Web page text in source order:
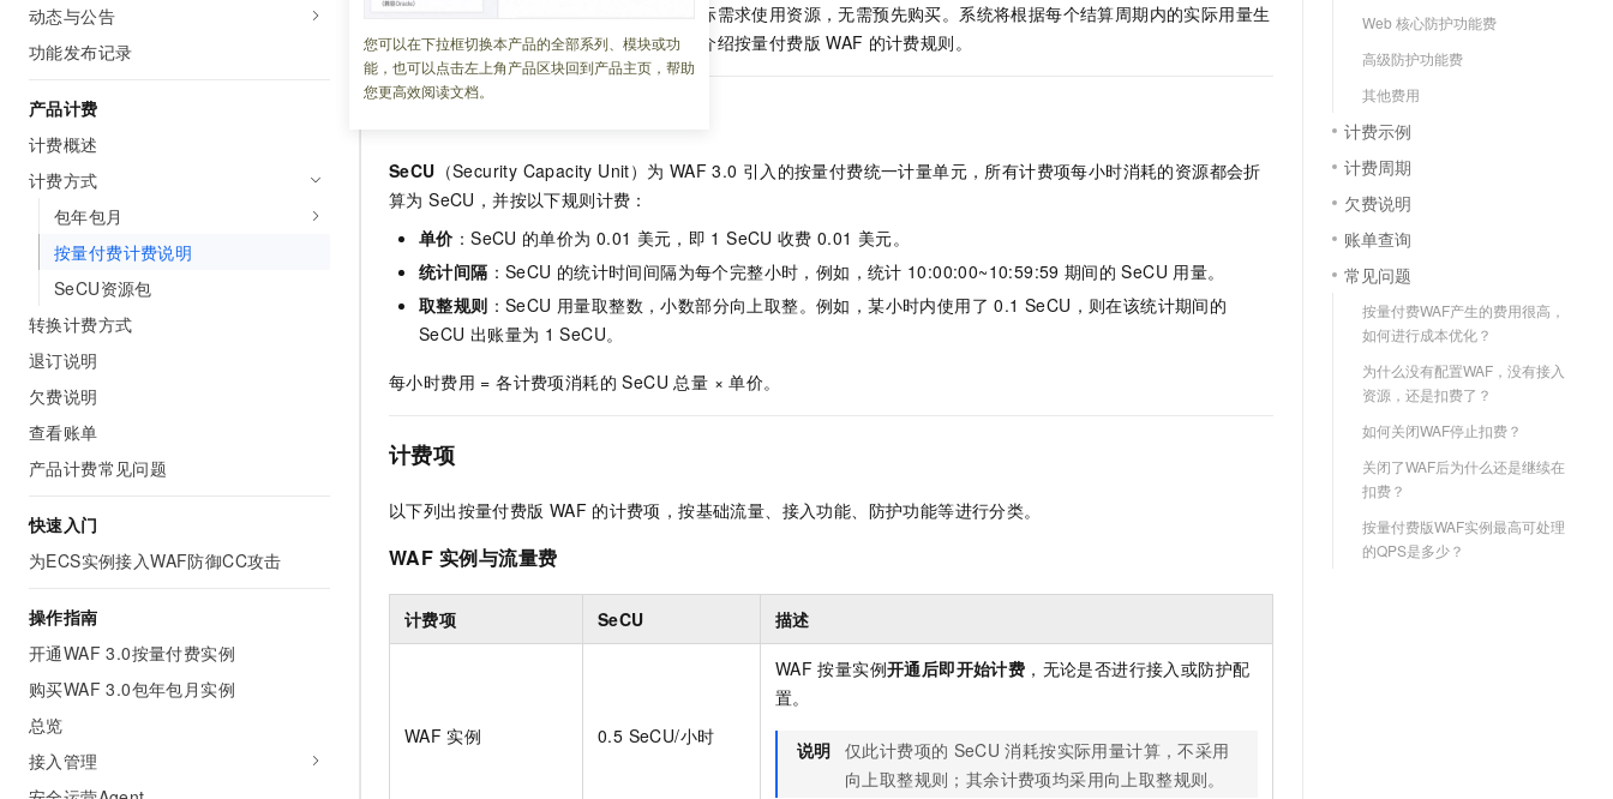
您可以在下拉框切换本产品的全部系列、模块或功
能，也可以点击左上角产品区块回到产品主页，帮助
您更高效阅读文档。
动态与公告
功能发布记录
产品计费
计费概述
计费方式
包年包月
按量付费计费说明
SeCU资源包
转换计费方式
退订说明
欠费说明
查看账单
产品计费常见问题
快速入门
为ECS实例接入WAF防御CC攻击
操作指南
开通WAF 3.0按量付费实例
购买WAF 3.0包年包月实例
总览
接入管理
按量付费是一种后付费计费方式，根据实际需求使用资源，无需预先购买。系统将根据每个结算周期内的实际用量生
成账单，并从账户中扣除相应费用。本文介绍按量付费版 WAF 的计费规则。
SeCU （Security Capacity Unit）为 WAF 3.0 引入的按量付费统一计量单元，所有计费项每小时消耗的资源都会折
算为 SeCU，并按以下规则计费：
单价 ：SeCU 的单价为 0.01 美元 ，即 1 SeCU 收费 0.01 美元。
统计间隔 ：SeCU 的统计时间间隔为每个完整小时，例如，统计 10:00:00~10:59:59 期间的 SeCU 用量。
取整规则 ：SeCU 用量取整数，小数部分向上取整。例如，某小时内使用了 0.1 SeCU，则在该统计期间的
SeCU 出账量为 1 SeCU。
每小时费用 = 各计费项消耗的 SeCU 总量 × 单价。
计费项
以下列出按量付费版 WAF 的计费项，按基础流量、接入功能、防护功能等进行分类。
WAF 实例与流量费
计费项 SeCU 描述
WAF 实例 0.5 SeCU/小时
WAF 按量实例开通后即开始计费 ，无论是否进行接入或防护配
置。
说明 仅此计费项的 SeCU 消耗按实际用量计算，不采用
向上取整规则；其余计费项均采用向上取整规则。
Web 核心防护功能费
高级防护功能费
其他费用
计费示例
计费周期
欠费说明
账单查询
常见问题
按量付费WAF产生的费用很高，
如何进行成本优化？
为什么没有配置WAF，没有接入
资源，还是扣费了？
如何关闭WAF停止扣费？
关闭了WAF后为什么还是继续在
扣费？
按量付费版WAF实例最高可处理
的QPS是多少？